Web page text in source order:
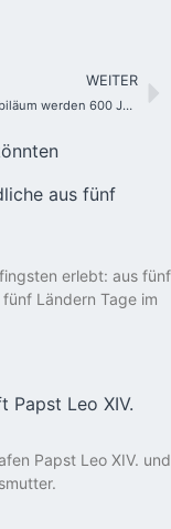
WEITER
Zum RTA-Jubiläum werden 600 Jugendliche aus 20 Ländern in Schönstatt erwartet
aus fünf
erlebt: aus fünf
Ländern Tage im
Papst Leo XIV.
Papst Leo XIV. und